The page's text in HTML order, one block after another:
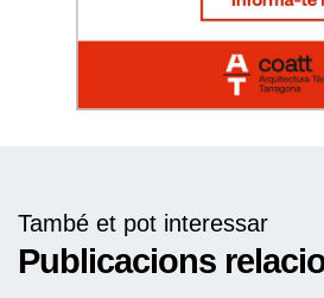
També et pot interessar
Publicacions